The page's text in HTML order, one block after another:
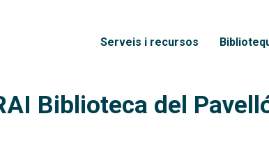
Menú principal
Serveis i recursos
Biblioteca del